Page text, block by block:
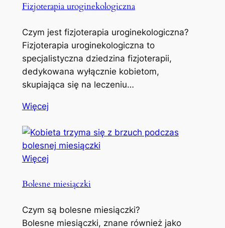
Fizjoterapia uroginekologiczna
Czym jest fizjoterapia uroginekologiczna?
Fizjoterapia uroginekologiczna to
specjalistyczna dziedzina fizjoterapii,
dedykowana wyłącznie kobietom,
skupiająca się na leczeniu…
Więcej
Więcej
Bolesne miesiączki
Czym są bolesne miesiączki?
Bolesne miesiączki, znane również jako